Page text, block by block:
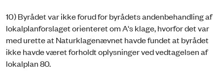
10) Byrådet var ikke forud for byrådets andenbehandling af
lokalplanforslaget orienteret om A's klage, hvorfor det var
med urette at Naturklagenævnet havde fundet at byrådet
ikke havde været forholdt oplysninger ved vedtagelsen af
lokalplan 80.